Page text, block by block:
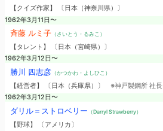
【クイズ作家】 〔日本（神奈川県）〕
1962年3月11日〜
斉藤 ルミ子（さいとう・るみこ）
【タレント】 〔日本（宮崎県）〕
1962年3月12日〜
勝川 四志彦（かつかわ・よしひこ）
【経営者】 〔日本（兵庫県）〕 ※神戸製鋼所 社長
1962年3月12日〜
ダリル＝ストロベリー （Darryl Strawberry）
【野球】 〔アメリカ〕